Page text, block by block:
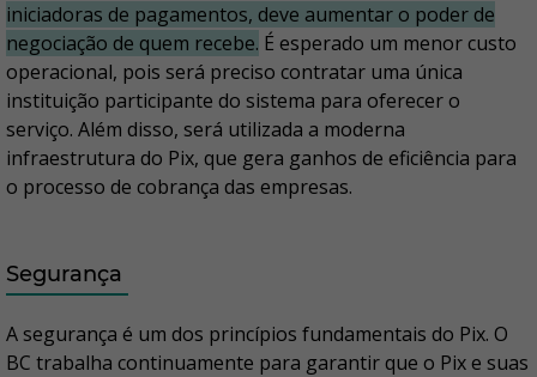
iniciadoras de pagamentos, deve aumentar o poder de
negociação de quem recebe. É esperado um menor custo
operacional, pois será preciso contratar uma única
instituição participante do sistema para oferecer o
serviço. Além disso, será utilizada a moderna
infraestrutura do Pix, que gera ganhos de eficiência para
o processo de cobrança das empresas.
Segurança
A segurança é um dos princípios fundamentais do Pix. O
BC trabalha continuamente para garantir que o Pix e suas